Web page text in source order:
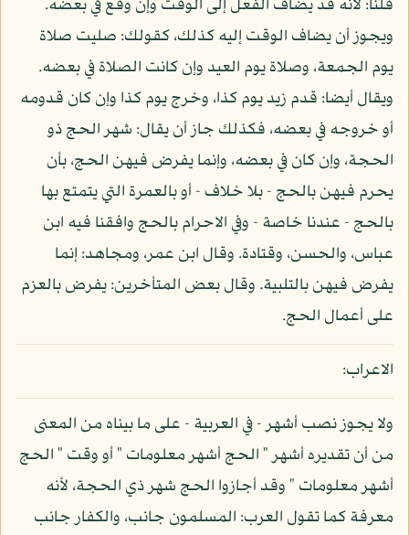
قلنا: لأنه قد يضاف الفعل إلى الوقت وإن وقع في بعضه.
ويجوز أن يضاف الوقت إليه كذلك، كقولك: صليت صلاة
يوم الجمعة، وصلاة يوم العيد وإن كانت الصلاة في بعضه.
ويقال أيضا: قدم زيد يوم كذا، وخرج يوم كذا وإن كان قدومه
أو خروجه في بعضه، فكذلك جاز أن يقال: شهر الحج ذو
الحجة، وإن كان في بعضه، وإنما يفرض فيهن الحج، بأن
يحرم فيهن بالحج - بلا خلاف - أو بالعمرة التي يتمتع بها
بالحج - عندنا خاصة - وفي الاحرام بالحج وافقنا فيه ابن
عباس، والحسن، وقتادة. وقال ابن عمر، ومجاهد: إنما
يفرض فيهن بالتلبية. وقال بعض المتأخرين: يفرض بالعزم
على أعمال الحج.
الاعراب:
ولا يجوز نصب أشهر - في العربية - على ما بيناه من المعنى
من أن تقديره أشهر " الحج أشهر معلومات " أو وقت " الحج
أشهر معلومات " وقد أجازوا الحج شهر ذي الحجة، لأنه
معرفة كما تقول العرب: المسلمون جانب، والكفار جانب